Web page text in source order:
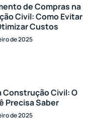
de Compras na
Civil: Como Evitar
Custos
de 2025
Construção Civil: O
Precisa Saber
de 2025